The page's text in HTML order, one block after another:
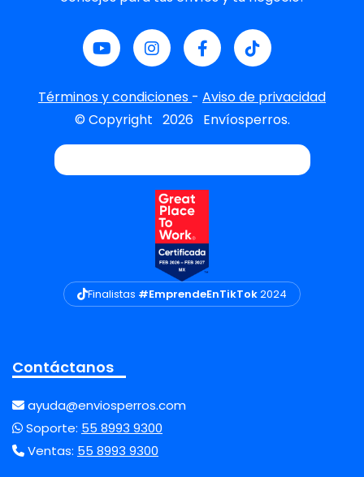
Términos y condiciones - Aviso de privacidad
© Copyright 2026 Envíosperros.
Finalistas #EmprendeEnTikTok2024
Contáctanos
ayuda@enviosperros.com
Soporte: 55 8993 9300
Ventas: 55 8993 9300